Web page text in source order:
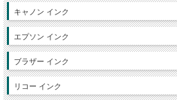
キャノン インク
エプソン インク
ブラザー インク
リコー インク